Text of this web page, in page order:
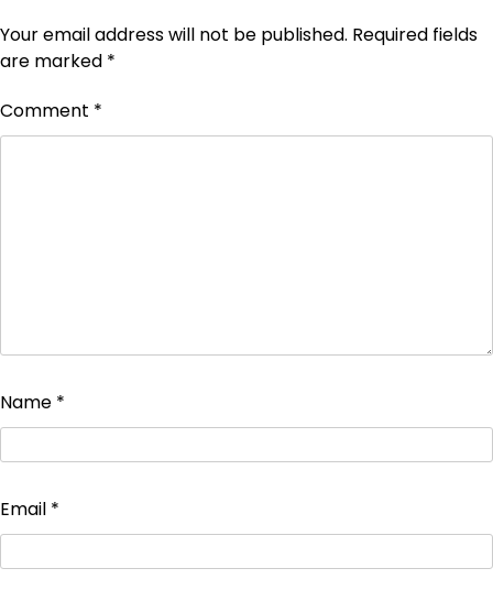
Your email address will not be published. Required fields
are marked *
Comment *
Name *
Email *